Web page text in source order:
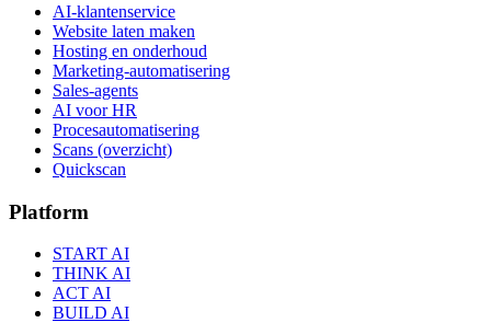
AI-klantenservice
Website laten maken
Hosting en onderhoud
Marketing-automatisering
Sales-agents
AI voor HR
Procesautomatisering
Scans (overzicht)
Quickscan
Platform
START AI
THINK AI
ACT AI
BUILD AI